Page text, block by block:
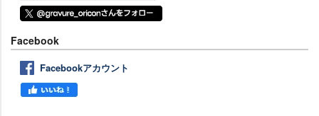
Facebook
Facebookアカウント